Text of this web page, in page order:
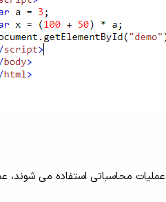
محاسباتی استفاده می شوند،